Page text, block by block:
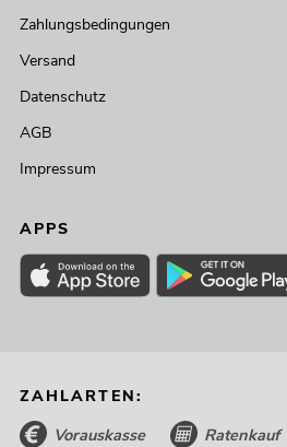
Zahlungsbedingungen
Versand
Datenschutz
AGB
Impressum
APPS
ZAHLARTEN:
Vorauskasse Ratenkauf